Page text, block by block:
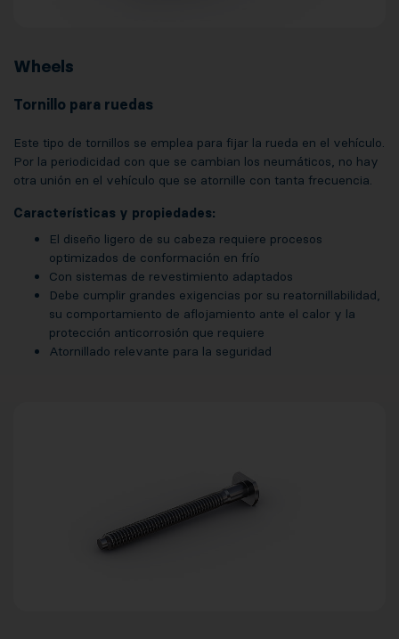
Wheels
Tornillo para ruedas
Este tipo de tornillos se emplea para fijar la rueda en el vehículo.
Por la periodicidad con que se cambian los neumáticos, no hay
otra unión en el vehículo que se atornille con tanta frecuencia.
Características y propiedades:
El diseño ligero de su cabeza requiere procesos
optimizados de conformación en frío
Con sistemas de revestimiento adaptados
Debe cumplir grandes exigencias por su reatornillabilidad,
su comportamiento de aflojamiento ante el calor y la
protección anticorrosión que requiere
Atornillado relevante para la seguridad